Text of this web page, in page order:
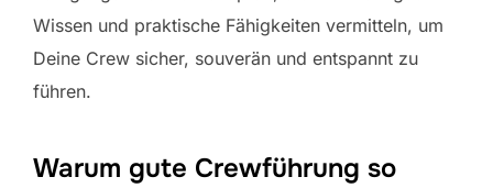
Wissen und praktische Fähigkeiten vermitteln, um
Deine Crew sicher, souverän und entspannt zu
führen.
Warum gute Crewführung so